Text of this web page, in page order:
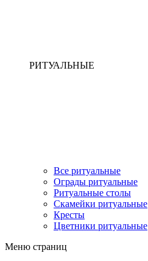
РИТУАЛЬНЫЕ
Все ритуальные
Ограды ритуальные
Ритуальные столы
Скамейки ритуальные
Кресты
Цветники ритуальные
Меню страниц